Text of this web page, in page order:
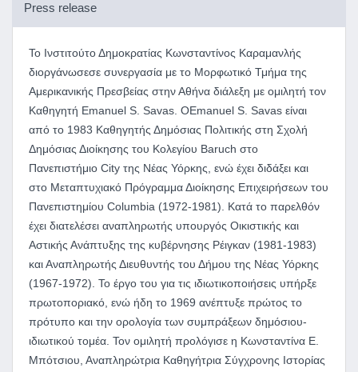
Press release
Το Ινστιτούτο Δημοκρατίας Κωνσταντίνος Καραμανλής
διοργάνωσεσε συνεργασία με το Μορφωτικό Τμήμα της
Αμερικανικής Πρεσβείας στην Αθήνα διάλεξη με ομιλητή τον
Καθηγητή Emanuel S. Savas. ΟEmanuel S. Savas είναι
από το 1983 Καθηγητής Δημόσιας Πολιτικής στη Σχολή
Δημόσιας Διοίκησης του Κολεγίου Baruch στο
Πανεπιστήμιο City της Νέας Υόρκης, ενώ έχει διδάξει και
στο Μεταπτυχιακό Πρόγραμμα Διοίκησης Επιχειρήσεων του
Πανεπιστημίου Columbia (1972-1981). Κατά το παρελθόν
έχει διατελέσει αναπληρωτής υπουργός Οικιστικής και
Αστικής Ανάπτυξης της κυβέρνησης Ρέιγκαν (1981-1983)
και Αναπληρωτής Διευθυντής του Δήμου της Νέας Υόρκης
(1967-1972). Το έργο του για τις ιδιωτικοποιήσεις υπήρξε
πρωτοποριακό, ενώ ήδη το 1969 ανέπτυξε πρώτος το
πρότυπο και την ορολογία των συμπράξεων δημόσιου-
ιδιωτικού τομέα. Τον ομιλητή προλόγισε η Κωνσταντίνα Ε.
Μπότσιου, Αναπληρώτρια Καθηγήτρια Σύγχρονης Ιστορίας